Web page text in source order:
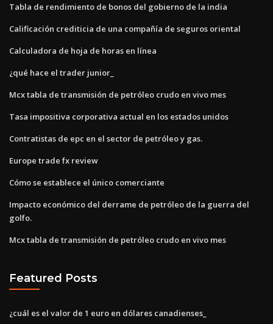
Tabla de rendimiento de bonos del gobierno de la india
Calificación crediticia de una compañía de seguros oriental
Calculadora de hoja de horas en línea
¿qué hace el trader junior_
Mcx tabla de transmisión de petróleo crudo en vivo mes
Tasa impositiva corporativa actual en los estados unidos
Contratistas de epc en el sector de petróleo y gas.
Europe trade fx review
Cómo se establece el único comerciante
Impacto económico del derrame de petróleo de la guerra del
golfo.
Mcx tabla de transmisión de petróleo crudo en vivo mes
Featured Posts
¿cuál es el valor de 1 euro en dólares canadienses_